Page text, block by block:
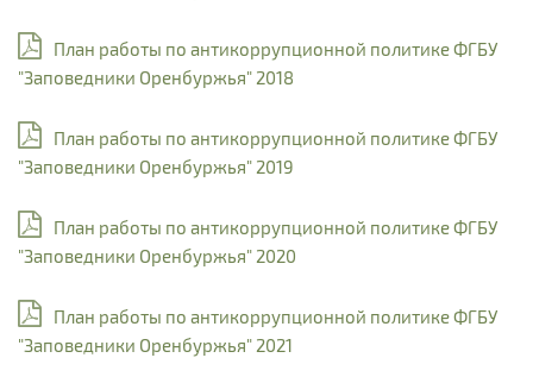
План работы по антикоррупционной политике ФГБУ
"Заповедники Оренбуржья" 2018
План работы по антикоррупционной политике ФГБУ
"Заповедники Оренбуржья" 2019
План работы по антикоррупционной политике ФГБУ
"Заповедники Оренбуржья" 2020
План работы по антикоррупционной политике ФГБУ
"Заповедники Оренбуржья" 2021